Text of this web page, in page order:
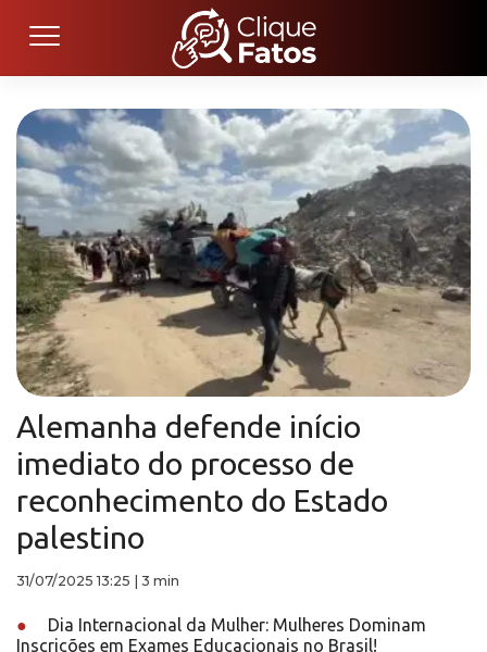
Alemanha defende início
imediato do processo de
reconhecimento do Estado
palestino
31/07/2025 13:25 3 min
●
Dia Internacional da Mulher: Mulheres Dominam
Inscrições em Exames Educacionais no Brasil!